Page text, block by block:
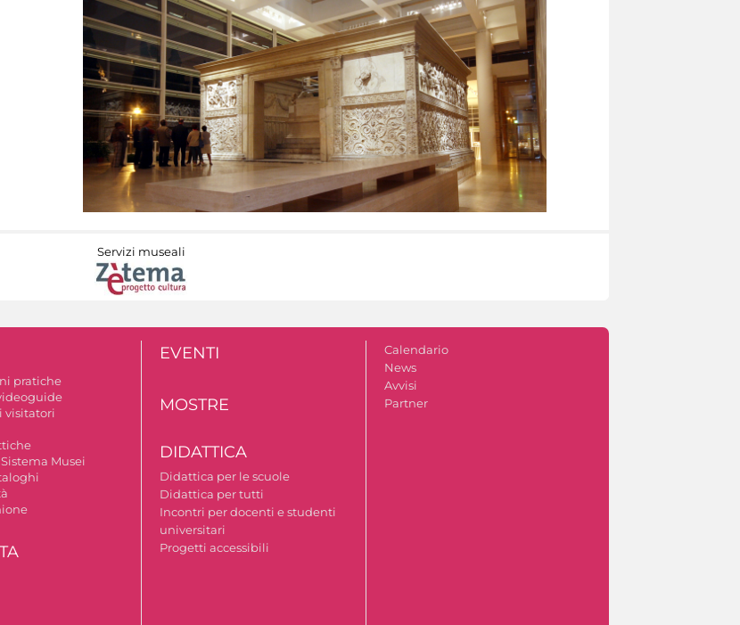
Servizi museali
pratiche
visitatori
Musei
EVENTI
MOSTRE
DIDATTICA
Didattica per le scuole
Didattica per tutti
Incontri per docenti e studenti
universitari
Progetti accessibili
Calendario
News
Avvisi
Partner